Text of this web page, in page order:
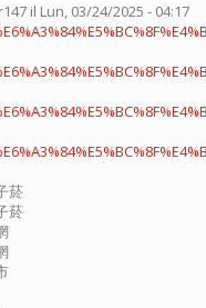
il Lun, 03/24/2025 - 04:17
菸
菸